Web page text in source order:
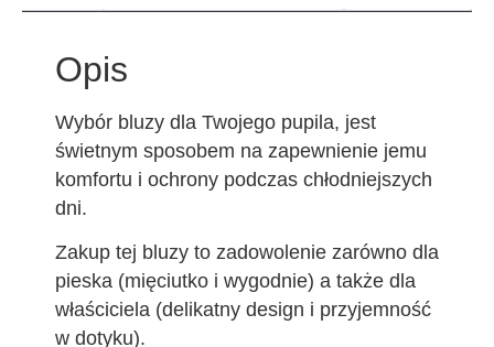
Opis
Wybór bluzy dla Twojego pupila, jest
świetnym sposobem na zapewnienie jemu
komfortu i ochrony podczas chłodniejszych
dni.
Zakup tej bluzy to zadowolenie zarówno dla
pieska (mięciutko i wygodnie) a także dla
właściciela (delikatny design i przyjemność
w dotyku).